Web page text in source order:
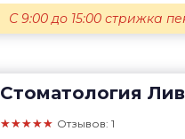
С 9:00 до 15:00 стрижка
Стоматология
★★★★★ Отзывов: 1